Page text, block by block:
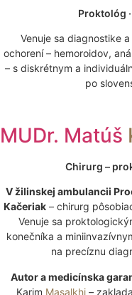
Proktológ
Venuje sa diagnostike
ochorení – hemoroidov,
– s diskrétnym a
po
MUDr. Matúš
Chirurg –
V žilinskej ambulancii
Kačeriak – chirurg
Venuje sa
konečníka a
na precíznu
Autor a medicínska
Karim Masalkhi–